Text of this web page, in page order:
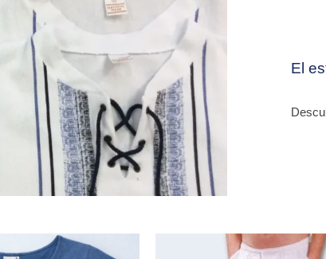
El